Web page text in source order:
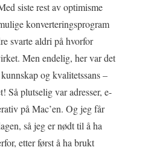
siste rest av optimisme
konverteringsprogram
svarte aldri på hvorfor
Men endelig, her var det
og kvalitetssans –
Så plutselig var adresser, e-
på Mac’en. Og jeg får
så jeg er nødt til å ha
etter først å ha brukt